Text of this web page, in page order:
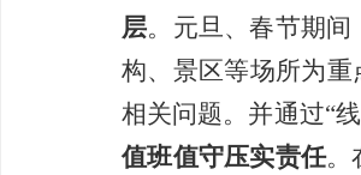
层。 元旦、春节期间
构、景区等场所为重
相关问题。并通过“
值班值守压实责任。